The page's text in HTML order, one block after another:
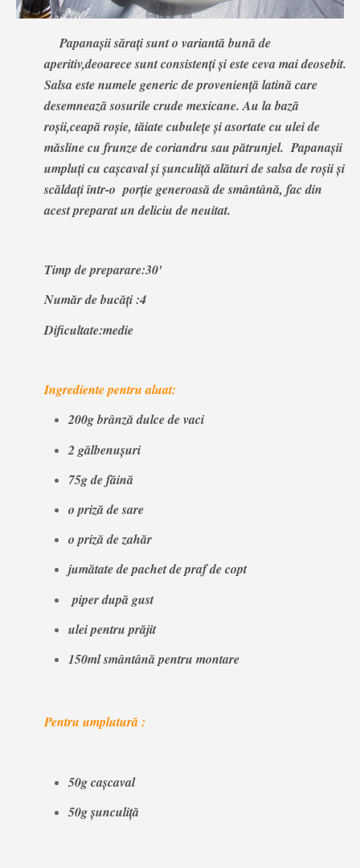
Papanașii sărați sunt o variantă bună de
aperitiv,deoarece sunt consistenți și este ceva mai deosebit.
Salsa este numele generic de proveniență latină care
desemnează sosurile crude mexicane. Au la bază
roșii,ceapă roșie, tăiate cubulețe și asortate cu ulei de
măsline cu frunze de coriandru sau pătrunjel. Papanașii
umpluți cu cașcaval și șunculiță alături de salsa de roșii și
scăldați într-o porție generoasă de smântână, fac din
acest preparat un deliciu de neuitat.
Timp de preparare:30'
Număr de bucăți :4
Dificultate:medie
Ingrediente pentru aluat:
200g brânză dulce de vaci
2 gălbenușuri
75g de făină
o priză de sare
o priză de zahăr
jumătate de pachet de praf de copt
piper după gust
ulei pentru prăjit
150ml smântână pentru montare
Pentru umplutură :
50g cașcaval
50g șunculiță